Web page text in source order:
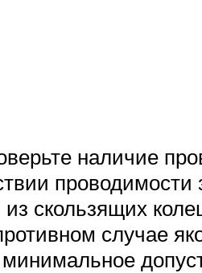
наличие
проводимости
скользящих
случае